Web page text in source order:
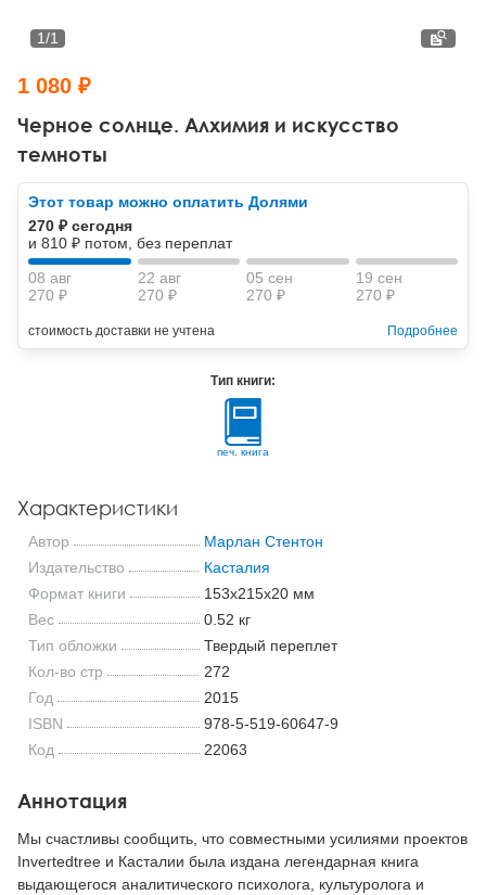
Другие направления психотерапии
Классический, эриксоновский гипноз и НЛП
НЛП
Социальная психология
Классический и юнгианский психоанализ
Черное солнце. Алхимия и искусство
темноты
1/1
1 080 ₽
Этот товар можно оплатить Долями
270 ₽ сегодня
и 810 ₽ потом, без переплат
08 авг
270 ₽
22 авг
270 ₽
05 сен
270 ₽
19 сен
270 ₽
стоимость доставки не учтена Подробнее
Тип книги:
печ. книга
Характеристики
Автор
Марлан Стентон
Издательство
Касталия
Формат книги
153x215x20 мм
Вес
0.52 кг
Тип обложки
Твердый переплет
Кол-во стр
272
Год
2015
ISBN
978-5-519-60647-9
Код
22063
Аннотация
Мы счастливы сообщить, что совместными усилиями проектов
Invertedtree и Касталии была издана легендарная книга
выдающегося аналитического психолога, культуролога и